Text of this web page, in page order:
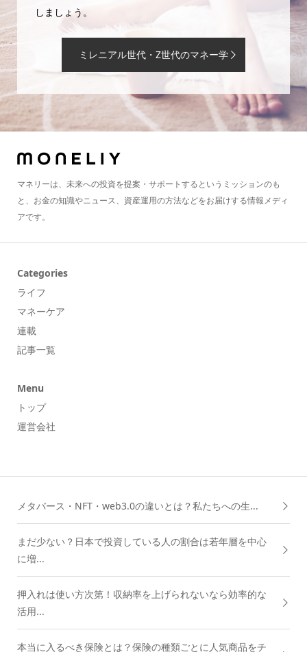
しましょう。
ミレニアル世代・Z世代のマネー学
マネリーは、未来への投資を提案・サポートするというミッションのも
と、お金の知識やニュース、資産運用の方法などをお届けする情報メディ
アです。
Categories
ライフ
マネーケア
連載
記事一覧
Menu
トップ
運営会社
メタバース・NFT・web3.0の違いとは？私たちへの生...
まだ少ない？日本で投資している人の割合は若年層を中心
に増...
押入れは使い方次第！収納率を上げられないなら効率的な
活用...
本当に入るべき保険とは？保険の種類ごとに人気商品をチ